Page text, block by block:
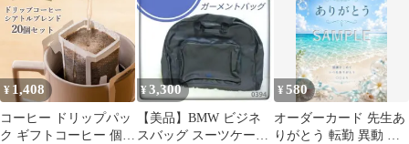
¥ 1,408
コーヒー ドリップパッ
ク ギフトコーヒー 個包
¥3,300
【美品】BMW ビジネ
スバッグ スーツケース
¥580
オーダーカード 先生あ
りがとう 転勤 異動 お